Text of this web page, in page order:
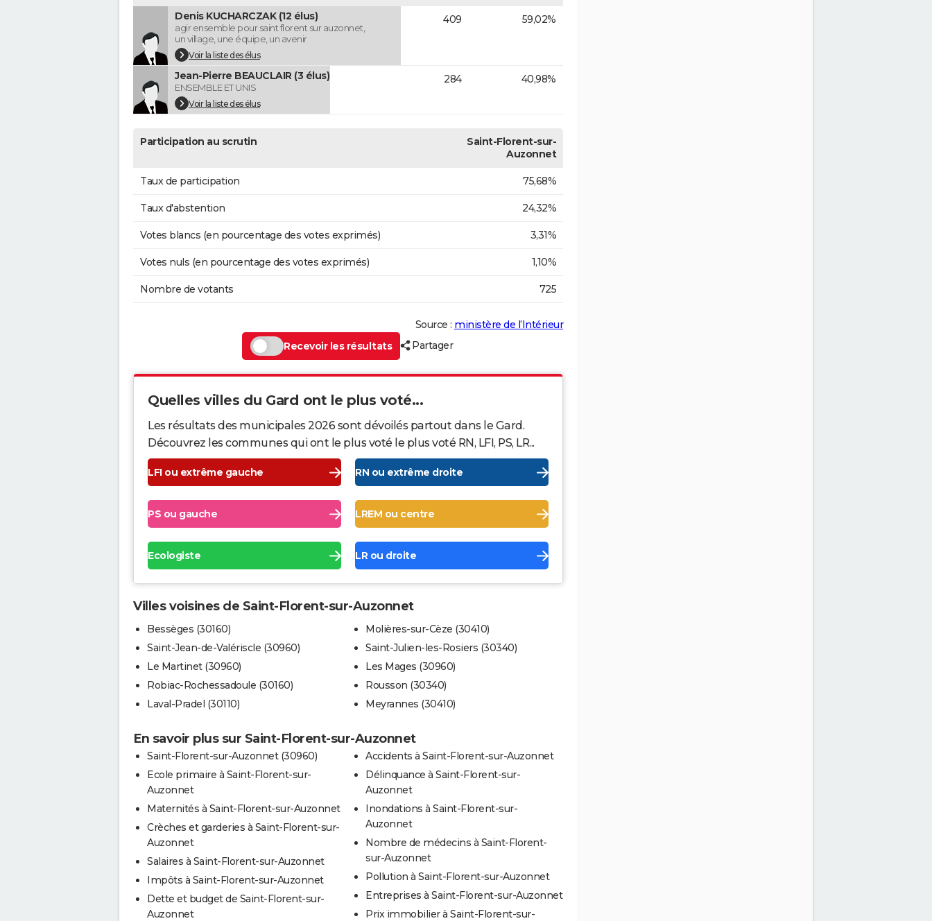
Denis KUCHARCZAK (12 élus)
agir ensemble pour saint florent sur auzonnet,
un village, une équipe, un avenir
Voir la liste des élus
409 59,02%
Jean-Pierre BEAUCLAIR (3 élus)
ENSEMBLE ET UNIS
Voir la liste des élus
284 40,98%
Participation au scrutin
Saint-Florent-sur-
Auzonnet
Taux de participation 75,68%
Taux d'abstention 24,32%
Votes blancs (en pourcentage des votes exprimés) 3,31%
Votes nuls (en pourcentage des votes exprimés) 1,10%
Nombre de votants 725
Source : ministère de l’Intérieur
Recevoir les résultats
Partager
Quelles villes du Gard ont le plus voté...
Les résultats des municipales 2026 sont dévoilés partout dans le Gard.
Découvrez les communes qui ont le plus voté le plus voté RN, LFI, PS, LR...
LFI ou extrême gauche RN ou extrême droite
PS ou gauche LREM ou centre
Ecologiste LR ou droite
Villes voisines de Saint-Florent-sur-Auzonnet
Bessèges (30160)
Saint-Jean-de-Valériscle (30960)
Le Martinet (30960)
Robiac-Rochessadoule (30160)
Laval-Pradel (30110)
Molières-sur-Cèze (30410)
Saint-Julien-les-Rosiers (30340)
Les Mages (30960)
Rousson (30340)
Meyrannes (30410)
En savoir plus sur Saint-Florent-sur-Auzonnet
Saint-Florent-sur-Auzonnet (30960)
Ecole primaire à Saint-Florent-sur-
Auzonnet
Maternités à Saint-Florent-sur-Auzonnet
Crèches et garderies à Saint-Florent-sur-
Auzonnet
Salaires à Saint-Florent-sur-Auzonnet
Impôts à Saint-Florent-sur-Auzonnet
Dette et budget de Saint-Florent-sur-
Auzonnet
Accidents à Saint-Florent-sur-Auzonnet
Délinquance à Saint-Florent-sur-
Auzonnet
Inondations à Saint-Florent-sur-
Auzonnet
Nombre de médecins à Saint-Florent-
sur-Auzonnet
Pollution à Saint-Florent-sur-Auzonnet
Entreprises à Saint-Florent-sur-Auzonnet
Prix immobilier à Saint-Florent-sur-